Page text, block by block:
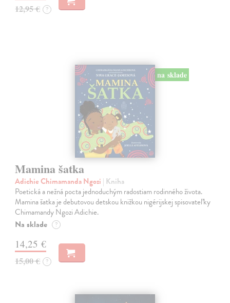
12,95 € ?
na sklade
Mamina šatka
Adichie Chimamanda Ngozi | Kniha
Poetická a nežná pocta jednoduchým radostiam rodinného života.
Mamina šatka je debutovou detskou knižkou nigérijskej spisovateľky
Chimamandy Ngozi Adichie.
Na sklade ?
14,25 €
15,00 € ?